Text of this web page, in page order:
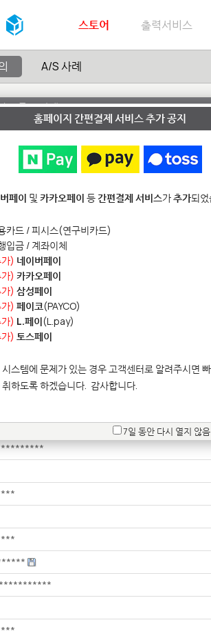
스토어 출력서비스
A/S 사례
스 종료 안내
1:1 문
홈페이지 간편결제 서비스 추가 공지
페이 및 카카오페이 등간편결제 서비스가추가되
카드 / 피시스(연구비카드)
입금 / 계좌이체
) 네이버페이
) 카카오페이
) 삼성페이
) 페이코(PAYCO)
) L.페이(L.pay)
) 토스페이
시스템에 문제가 있는 경우 고객센터로 알려주시면
취하도록 하겠습니다. 감사합니다.
7일 동안 다시 열지 않음